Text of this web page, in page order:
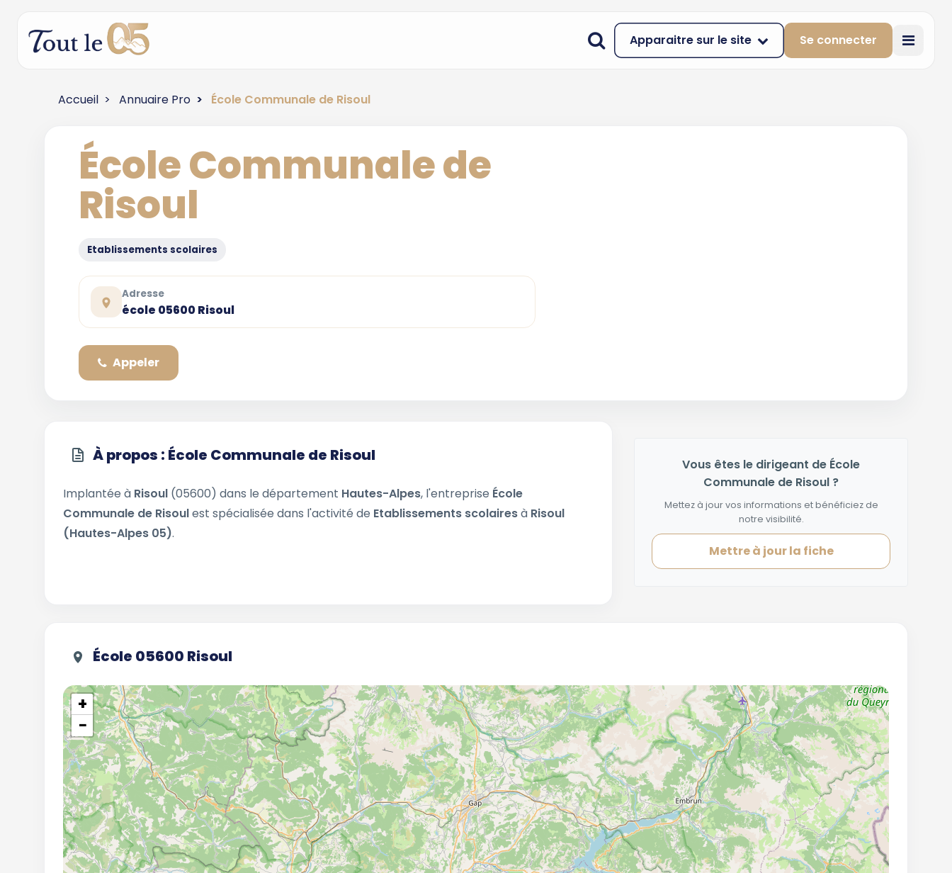
Apparaitre sur le site Se connecter
Accueil Annuaire Pro École Communale de Risoul
École Communale de
Risoul
Etablissements scolaires
Adresse
école 05600 Risoul
Appeler
À propos : École Communale de Risoul
Implantée à Risoul (05600) dans le département Hautes-Alpes, l'entreprise École
Communale de Risoulest spécialisée dans l'activité de Etablissements scolairesà Risoul
(Hautes-Alpes 05).
Vous êtes le dirigeant de École
Communale de Risoul ?
Mettez à jour vos informations et bénéficiez de
notre visibilité.
Mettre à jour la fiche
École 05600 Risoul
+
−